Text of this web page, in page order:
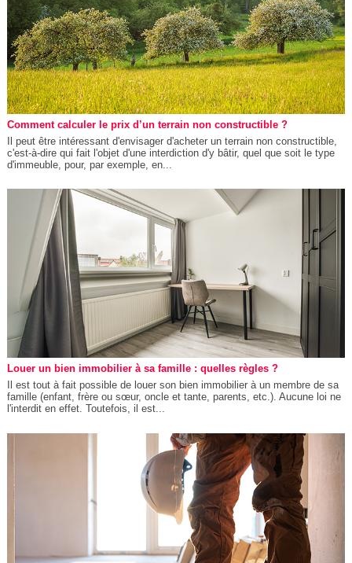
Comment calculer le prix d’un terrain non constructible ?
Il peut être intéressant d'envisager d'acheter un terrain non constructible,
c'est-à-dire qui fait l'objet d'une interdiction d'y bâtir, quel que soit le type
d'immeuble, pour, par exemple, en...
Louer un bien immobilier à sa famille : quelles règles ?
Il est tout à fait possible de louer son bien immobilier à un membre de sa
famille (enfant, frère ou sœur, oncle et tante, parents, etc.). Aucune loi ne
l'interdit en effet. Toutefois, il est...